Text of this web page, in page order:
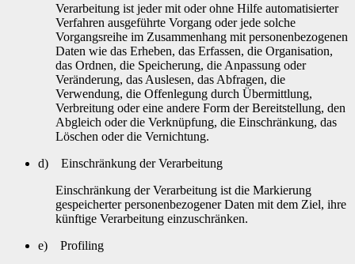
Verarbeitung ist jeder mit oder ohne Hilfe automatisierter
Verfahren ausgeführte Vorgang oder jede solche
Vorgangsreihe im Zusammenhang mit personenbezogenen
Daten wie das Erheben, das Erfassen, die Organisation,
das Ordnen, die Speicherung, die Anpassung oder
Veränderung, das Auslesen, das Abfragen, die
Verwendung, die Offenlegung durch Übermittlung,
Verbreitung oder eine andere Form der Bereitstellung, den
Abgleich oder die Verknüpfung, die Einschränkung, das
Löschen oder die Vernichtung.
d) Einschränkung der Verarbeitung
Einschränkung der Verarbeitung ist die Markierung
gespeicherter personenbezogener Daten mit dem Ziel, ihre
künftige Verarbeitung einzuschränken.
e) Profiling